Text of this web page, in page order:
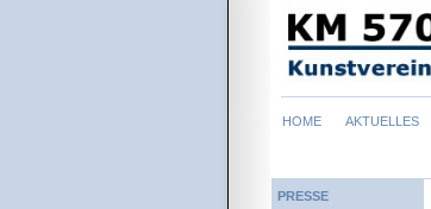
Navigation
HOME AKTUELLES
PRESSE